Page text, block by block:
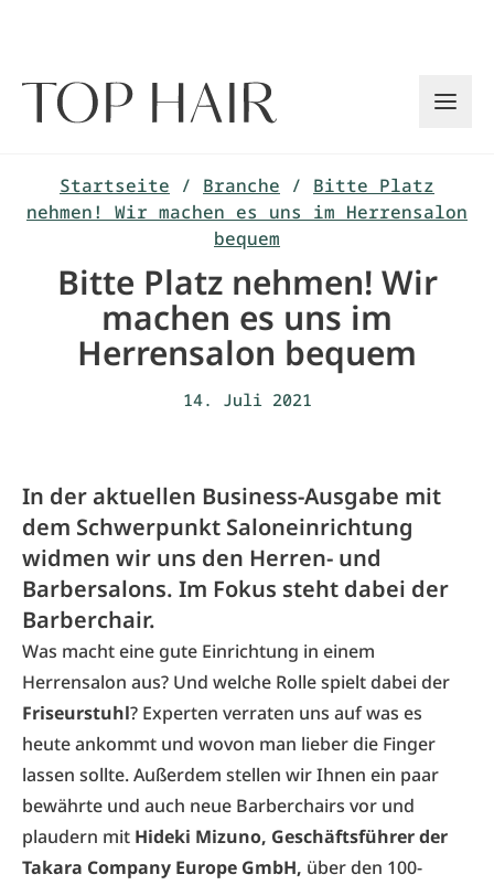
Startseite / Branche / Bitte Platz
nehmen! Wir machen es uns im Herrensalon
bequem
Bitte Platz nehmen! Wir
machen es uns im
Herrensalon bequem
14. Juli 2021
In der aktuellen Business-Ausgabe mit
dem Schwerpunkt Saloneinrichtung
widmen wir uns den Herren- und
Barbersalons. Im Fokus steht dabei der
Barberchair.
Was macht eine gute Einrichtung in einem
Herrensalon aus? Und welche Rolle spielt dabei der
Friseurstuhl? Experten verraten uns auf was es
heute ankommt und wovon man lieber die Finger
lassen sollte. Außerdem stellen wir Ihnen ein paar
bewährte und auch neue Barberchairs vor und
plaudern mit Hideki Mizuno, Geschäftsführer der
Takara Company Europe GmbH, über den 100-